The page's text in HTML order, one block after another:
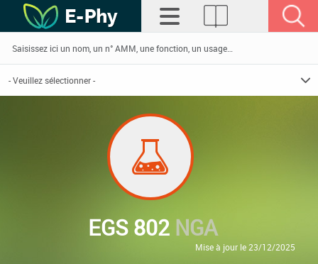
EGS 802 NGA
Mise à jour le 23/12/2025